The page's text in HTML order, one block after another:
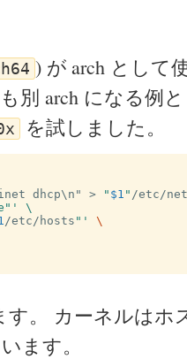
) が arch として
別 arch になる例と
を試しました。
dhcp\n" >
" $1 " /etc/
/etc/hosts "' \
。 カーネルはホ
ます。